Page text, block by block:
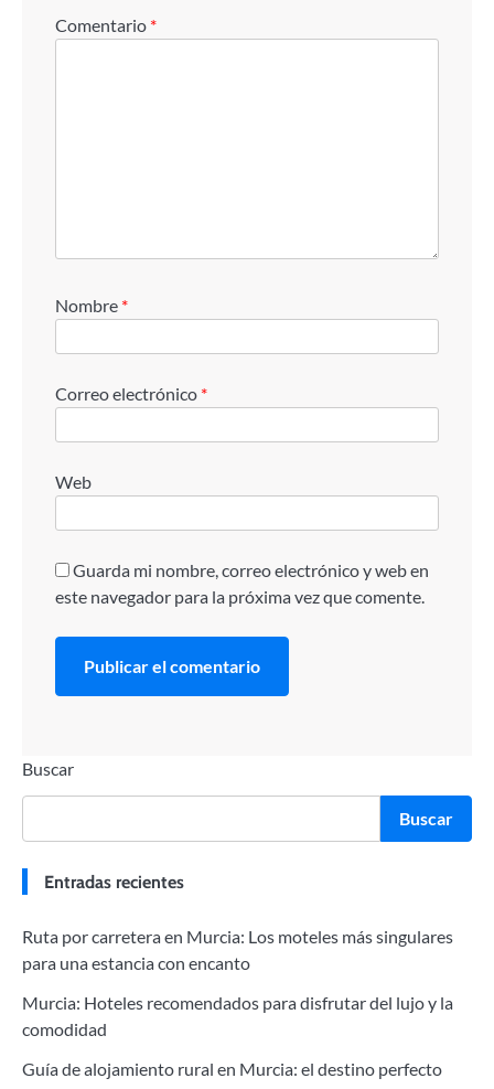
Comentario *
Nombre *
Correo electrónico *
Web
Guarda mi nombre, correo electrónico y web en
este navegador para la próxima vez que comente.
Buscar
Buscar
Entradas recientes
Ruta por carretera en Murcia: Los moteles más singulares
para una estancia con encanto
Murcia: Hoteles recomendados para disfrutar del lujo y la
comodidad
Guía de alojamiento rural en Murcia: el destino perfecto